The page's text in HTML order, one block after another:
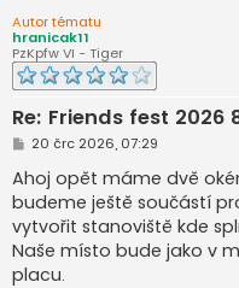
Autor tématu
hranicak11
PzKpfw VI - Tiger
Re: Friends fest 2026
P
í
s
p
ě
v
e
k
20 črc 2026, 07:29
Ahoj opět máme dvě
budeme ještě součástí
vytvořit stanoviště kde
Naše místo bude jako v
placu.